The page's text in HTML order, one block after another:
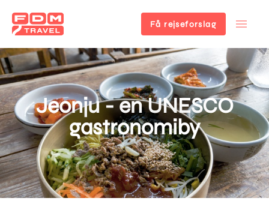
Gå
til
hovedindhold
Få rejseforslag
Jeonju - en UNESCO
gastronomiby